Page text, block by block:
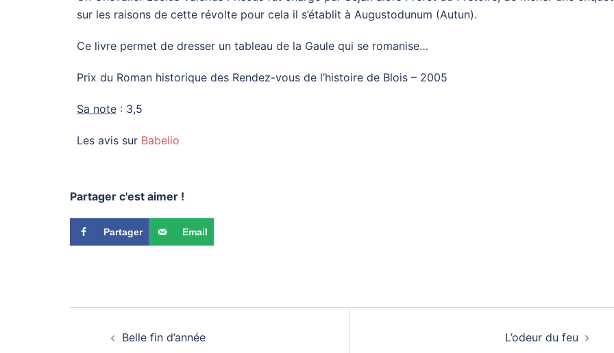
sur les raisons de cette révolte pour cela il s’établit à Augustodunum (Autun).
Ce livre permet de dresser un tableau de la Gaule qui se romanise…
Prix du Roman historique des Rendez-vous de l’histoire de Blois – 2005
Sa note : 3,5
Les avis sur Babelio
Partager c'est aimer !
Partager Email
Belle fin d’année L’odeur du feu